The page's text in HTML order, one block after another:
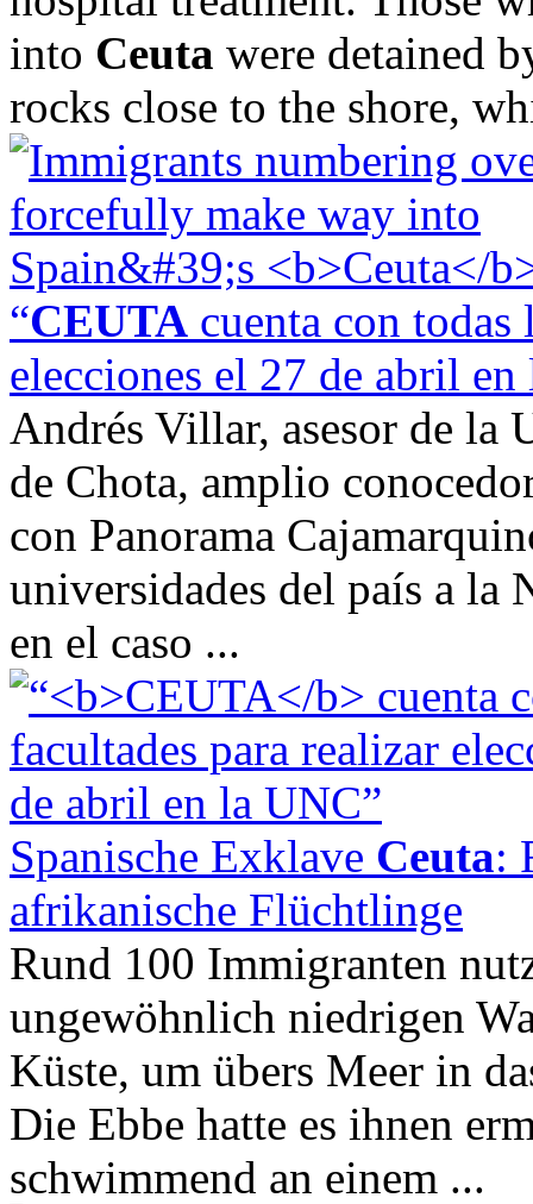
into Ceuta were detained
rocks close to the shore,
“CEUTA cuenta con todas
elecciones el 27 de abril
Andrés Villar, asesor de la
de Chota, amplio
con Panorama
universidades del país a la
en el caso ...
Spanische Exklave Ceuta:
afrikanische Flüchtlinge
Rund 100 Immigranten
ungewöhnlich niedrigen
Küste, um übers Meer in
Die Ebbe hatte es ihnen
schwimmend an einem ...